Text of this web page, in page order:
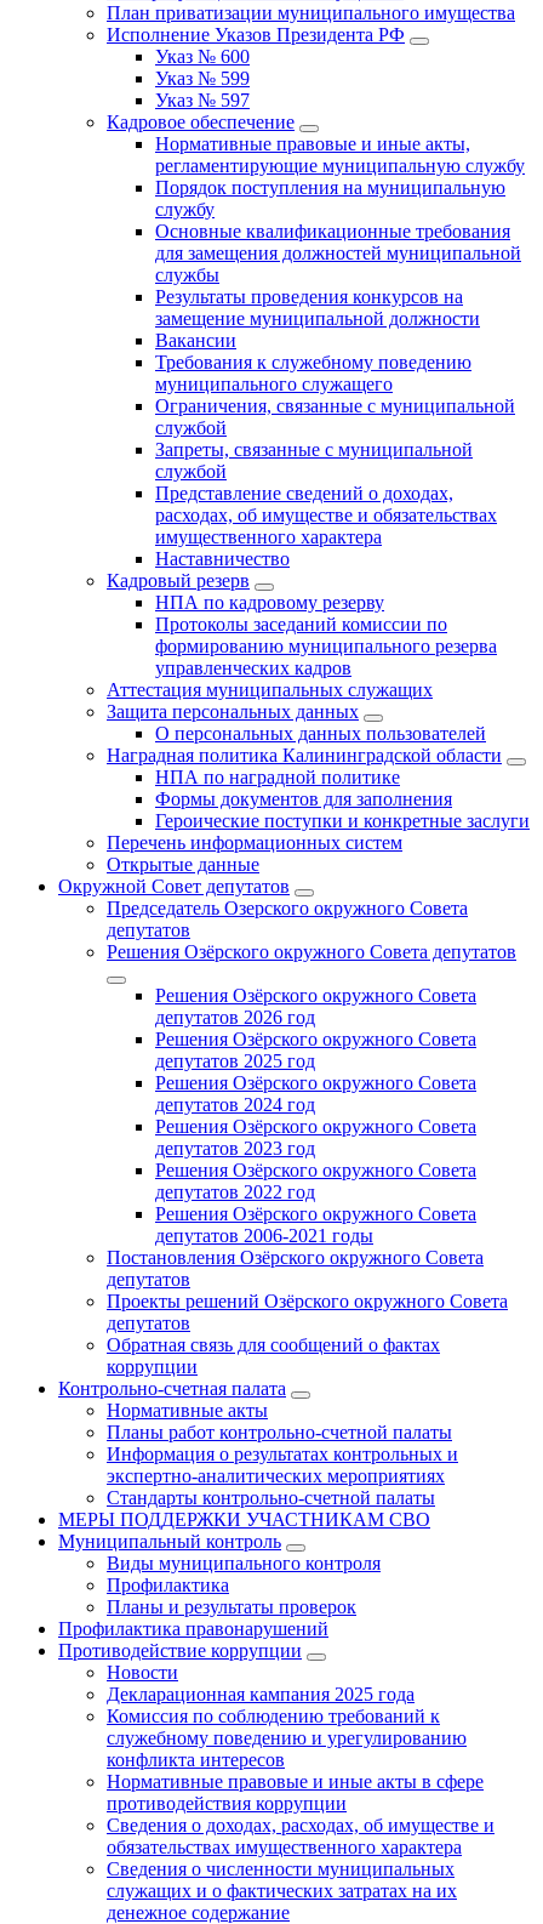
План приватизации муниципального имущества
Исполнение Указов Президента РФ
Указ № 600
Указ № 599
Указ № 597
Кадровое обеспечение
Нормативные правовые и иные акты,
регламентирующие муниципальную службу
Порядок поступления на муниципальную
службу
Основные квалификационные требования
для замещения должностей муниципальной
службы
Результаты проведения конкурсов на
замещение муниципальной должности
Вакансии
Требования к служебному поведению
муниципального служащего
Ограничения, связанные с муниципальной
службой
Запреты, связанные с муниципальной
службой
Представление сведений о доходах,
расходах, об имуществе и обязательствах
имущественного характера
Наставничество
Кадровый резерв
НПА по кадровому резерву
Протоколы заседаний комиссии по
формированию муниципального резерва
управленческих кадров
Аттестация муниципальных служащих
Защита персональных данных
О персональных данных пользователей
Наградная политика Калининградской области
НПА по наградной политике
Формы документов для заполнения
Героические поступки и конкретные заслуги
Перечень информационных систем
Открытые данные
Окружной Совет депутатов
Председатель Озерского окружного Совета
депутатов
Решения Озёрского окружного Совета депутатов
Решения Озёрского окружного Совета
депутатов 2026 год
Решения Озёрского окружного Совета
депутатов 2025 год
Решения Озёрского окружного Совета
депутатов 2024 год
Решения Озёрского окружного Совета
депутатов 2023 год
Решения Озёрского окружного Совета
депутатов 2022 год
Решения Озёрского окружного Совета
депутатов 2006-2021 годы
Постановления Озёрского окружного Совета
депутатов
Проекты решений Озёрского окружного Совета
депутатов
Обратная связь для сообщений о фактах
коррупции
Контрольно-счетная палата
Нормативные акты
Планы работ контрольно-счетной палаты
Информация о результатах контрольных и
экспертно-аналитических мероприятиях
Стандарты контрольно-счетной палаты
МЕРЫ ПОДДЕРЖКИ УЧАСТНИКАМ СВО
Муниципальный контроль
Виды муниципального контроля
Профилактика
Планы и результаты проверок
Профилактика правонарушений
Противодействие коррупции
Новости
Декларационная кампания 2025 года
Комиссия по соблюдению требований к
служебному поведению и урегулированию
конфликта интересов
Нормативные правовые и иные акты в сфере
противодействия коррупции
Сведения о доходах, расходах, об имуществе и
обязательствах имущественного характера
Сведения о численности муниципальных
служащих и о фактических затратах на их
денежное содержание